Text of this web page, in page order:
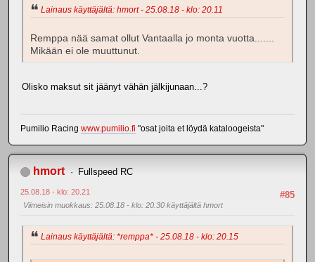
Lainaus käyttäjältä: hmort - 25.08.18 - klo: 20.11
Remppa nää samat ollut Vantaalla jo monta vuotta.......
Mikään ei ole muuttunut.
Olisko maksut sit jäänyt vähän jälkijunaan...?
Pumilio Racing www.pumilio.fi "osat joita et löydä kataloogeista"
hmort Fullspeed RC
#85
25.08.18 - klo: 20.21
Viimeisin muokkaus: 25.08.18 - klo: 20.30 käyttäjältä hmort
Lainaus käyttäjältä: *remppa* - 25.08.18 - klo: 20.15